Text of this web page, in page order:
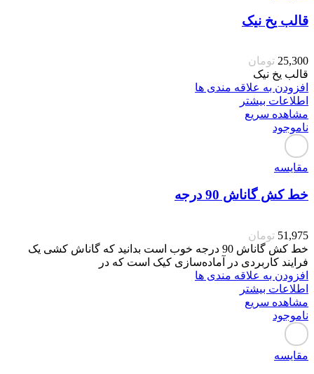
قالب یخ نیک
25,300 تومان
قالب یخ نیک
افزودن به علاقه مندی ها
اطلاعات بیشتر
مشاهده سریع
ناموجود
مقایسه
خط کش گاناش 90 درجه
51,975 تومان
خط کش گاناش 90 درجه خوب است بدانید که گاناش کشی یک
فرایند کاربردی در آماده‌سازی کیک است که در
افزودن به علاقه مندی ها
اطلاعات بیشتر
مشاهده سریع
ناموجود
مقایسه